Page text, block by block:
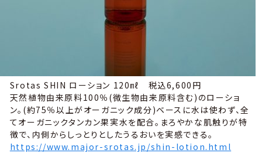
Srotas SHIN ローション 120㎖ 税込6,600円
天然植物由来原料100％(微生物由来原料含む)のローショ
ン。(約75％以上がオーガニック成分)ベースに水は使わず、全
てオーガニックタンカン果実水を配合。まろやかな肌触りが特
徴で、内側からしっとりとしたうるおいを実感できる。
https://www.major-srotas.jp/shin-lotion.html